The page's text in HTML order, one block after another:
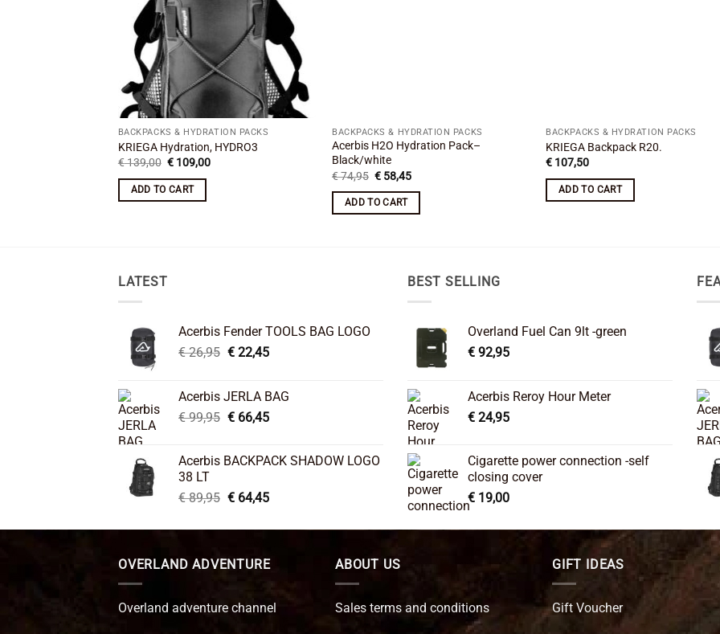
BACKPACKS & HYDRATION PACKS
KRIEGA Hydration, HYDRO3
€139,00 Original
was:
€ 139,00.
€ 109,00Current
ADD TO CART
BACKPACKS & HYDRATION PACKS
Acerbis H2O Hydration Pack–
Black/white
€74,95 Original
was:
€ 74,95.
€ 58,45Current
ADD TO CART
BACKPACKS & HYDRATION PACKS
KRIEGA Backpack R20.
€ 107,50
ADD TO CART
LATEST
Acerbis Fender TOOLS BAG LOGO
€26,95 Original
€ 26,95.
€22,45Current
€ 22,45.
Acerbis JERLA BAG
€99,95 Original
€ 99,95.
€66,45Current
€ 66,45.
Acerbis BACKPACK SHADOW LOGO
38 LT
€89,95 Original
was:
€64,45Current
is:
BEST SELLING
Overland Fuel Can 9lt -green
€ 92,95
Acerbis Reroy Hour Meter
€ 24,95
Cigarette power connection -self
closing cover
€ 19,00
OVERLAND ADVENTURE
Overland adventure channel
ABOUT US
Sales terms and conditions
GIFT IDEAS
Gift Voucher